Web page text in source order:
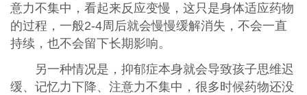
意力不集中，看起来反应变慢，这只是身体适应药物
的过程，一般2-4周后就会慢慢缓解消失，不会一直
持续，也不会留下长期影响。
另一种情况是，抑郁症本身就会导致孩子思维迟
缓、记忆力下降、注意力不集中，很多时候药物还没